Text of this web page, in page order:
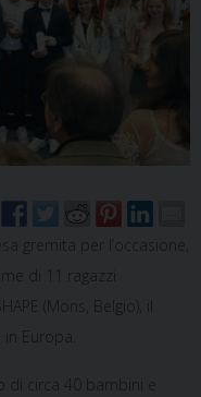
gremita per l’occasione,
di 11 ragazzi
(Mons, Belgio), il
Europa.
circa 40 bambini e